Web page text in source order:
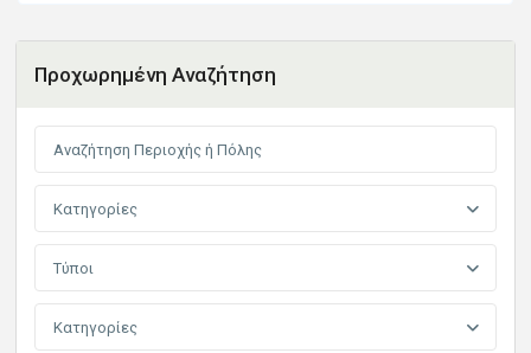
Προχωρημένη Αναζήτηση
Κατηγορίες
Τύποι
Κατηγορίες